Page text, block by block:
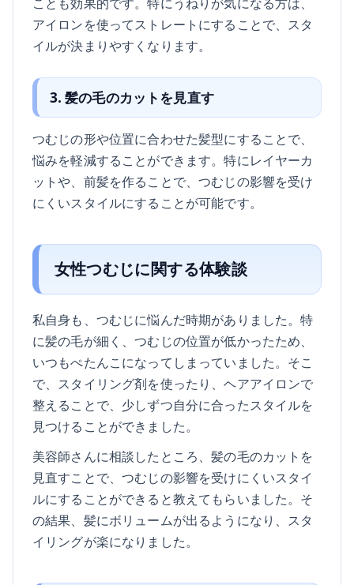
アイロンを使ってストレートにすることで、スタ
イルが決まりやすくなります。
3. 髪の毛のカットを見直す
つむじの形や位置に合わせた髪型にすることで、
悩みを軽減することができます。特にレイヤーカ
ットや、前髪を作ることで、つむじの影響を受け
にくいスタイルにすることが可能です。
女性つむじに関する体験談
私自身も、つむじに悩んだ時期がありました。特
に髪の毛が細く、つむじの位置が低かったため、
いつもぺたんこになってしまっていました。そこ
で、スタイリング剤を使ったり、ヘアアイロンで
整えることで、少しずつ自分に合ったスタイルを
見つけることができました。
美容師さんに相談したところ、髪の毛のカットを
見直すことで、つむじの影響を受けにくいスタイ
ルにすることができると教えてもらいました。そ
の結果、髪にボリュームが出るようになり、スタ
イリングが楽になりました。